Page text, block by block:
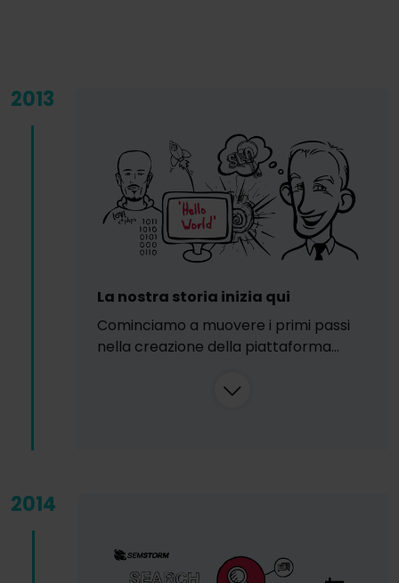
2013
La nostra storia inizia qui
Cominciamo a muovere i primi passi
nella creazione della piattaforma...
2014